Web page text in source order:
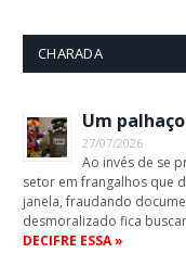
CHARADA
Um
27/07/2026
Ao invés de se
setor em frangalhos que
janela, fraudando
desmoralizado fica
DECIFRE ESSA »